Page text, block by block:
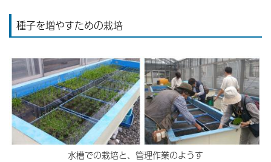
種子を増やすための栽培
水槽での栽培と、管理作業のようす